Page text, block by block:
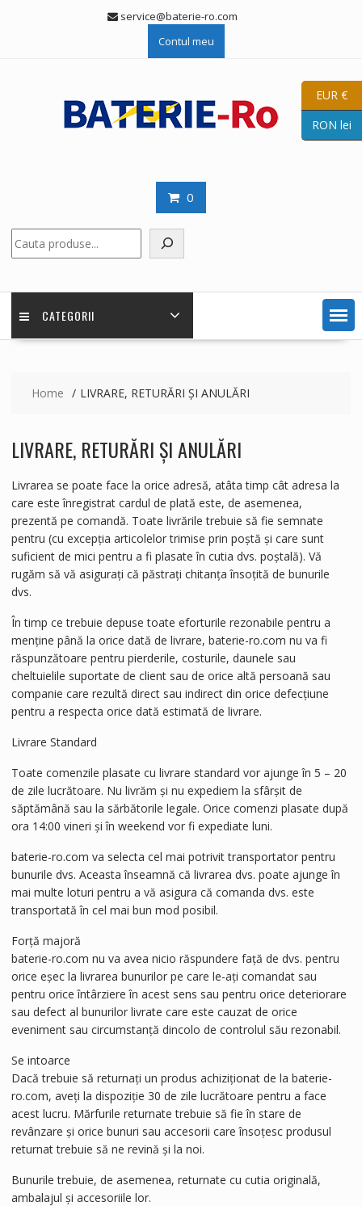
service@baterie-ro.com
Contul meu
0
CATEGORII
Home LIVRARE, RETURĂRI ȘI ANULĂRI
LIVRARE, RETURĂRI ȘI ANULĂRI
Livrarea se poate face la orice adresă, atâta timp cât adresa la
care este înregistrat cardul de plată este, de asemenea,
prezentă pe comandă. Toate livrările trebuie să fie semnate
pentru (cu excepția articolelor trimise prin poștă și care sunt
suficient de mici pentru a fi plasate în cutia dvs. poștală). Vă
rugăm să vă asigurați că păstrați chitanța însoțită de bunurile
dvs.
În timp ce trebuie depuse toate eforturile rezonabile pentru a
menține până la orice dată de livrare, baterie-ro.com nu va fi
răspunzătoare pentru pierderile, costurile, daunele sau
cheltuielile suportate de client sau de orice altă persoană sau
companie care rezultă direct sau indirect din orice defecțiune
pentru a respecta orice dată estimată de livrare.
Livrare Standard
Toate comenzile plasate cu livrare standard vor ajunge în 5 – 20
de zile lucrătoare. Nu livrăm și nu expediem la sfârșit de
săptămână sau la sărbătorile legale. Orice comenzi plasate după
ora 14:00 vineri și în weekend vor fi expediate luni.
baterie-ro.com va selecta cel mai potrivit transportator pentru
bunurile dvs. Aceasta înseamnă că livrarea dvs. poate ajunge în
mai multe loturi pentru a vă asigura că comanda dvs. este
transportată în cel mai bun mod posibil.
Forță majoră
baterie-ro.com nu va avea nicio răspundere față de dvs. pentru
orice eșec la livrarea bunurilor pe care le-ați comandat sau
pentru orice întârziere în acest sens sau pentru orice deteriorare
sau defect al bunurilor livrate care este cauzat de orice
eveniment sau circumstanță dincolo de controlul său rezonabil.
Se intoarce
Dacă trebuie să returnați un produs achiziționat de la baterie-
ro.com, aveți la dispoziție 30 de zile lucrătoare pentru a face
acest lucru. Mărfurile returnate trebuie să fie în stare de
revânzare și orice bunuri sau accesorii care însoțesc produsul
returnat trebuie să ne revină și la noi.
Bunurile trebuie, de asemenea, returnate cu cutia originală,
ambalajul și accesoriile lor.
EUR €
RON lei